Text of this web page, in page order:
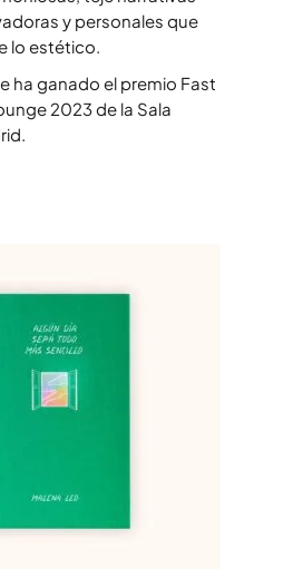
y personales que
lo estético.
ha ganado el premio Fast
2023 de la Sala
será todo más
– Malena Leo
22,90